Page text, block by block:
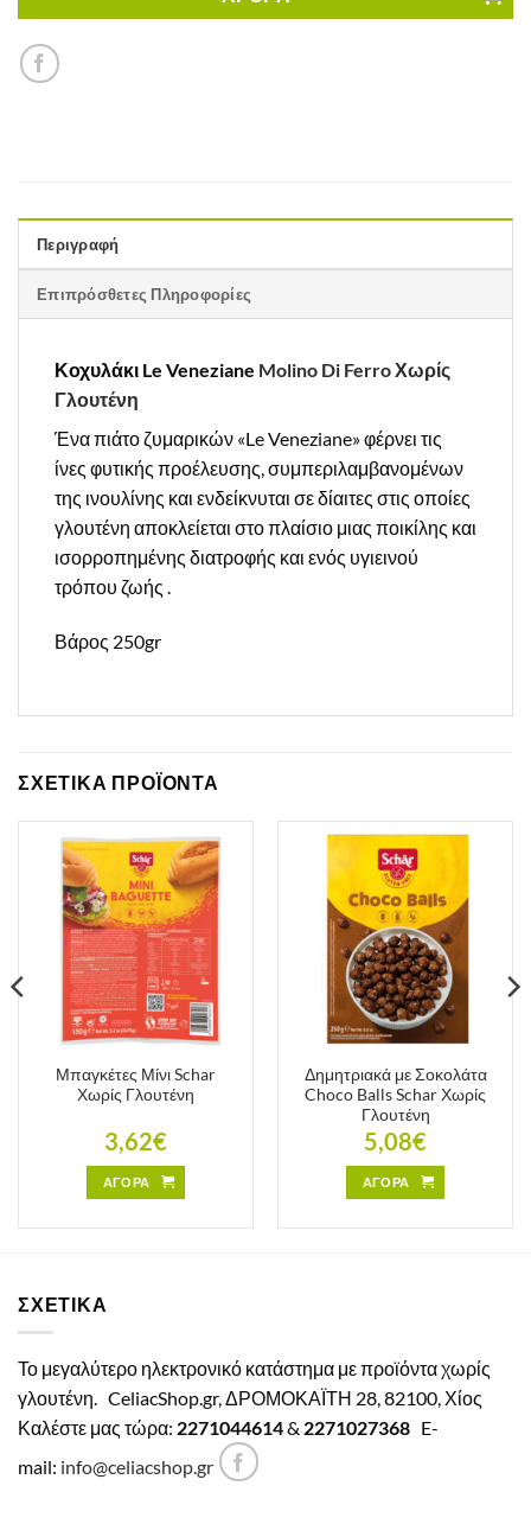
Περιγραφή
Επιπρόσθετες Πληροφορίες
Κοχυλάκι Le Veneziane Molino Di FerroΧωρίς
Γλουτένη
Ένα πιάτο ζυμαρικών «Le Veneziane» φέρνει τις
ίνες φυτικής προέλευσης, συμπεριλαμβανομένων
της ινουλίνης και ενδείκνυται σε δίαιτες στις οποίες
γλουτένη αποκλείεται στο πλαίσιο μιας ποικίλης και
ισορροπημένης διατροφής και ενός υγιεινού
τρόπου ζωής .
Βάρος 250gr
ΣΧΕΤΙΚΑ ΠΡΟΪΟΝΤΑ
Μπαγκέτες Μίνι Schar
Χωρίς Γλουτένη
3,62€
ΑΓΟΡΑ
Δημητριακά με Σοκολάτα
Choco Balls Schar Χωρίς
Γλουτένη
5,08€
ΑΓΟΡΑ
ΣΧΕΤΙΚΑ
Το μεγαλύτερο ηλεκτρονικό κατάστημα με προϊόντα χωρίς
γλουτένη. CeliacShop.gr, ΔΡΟΜΟΚΑΪΤΗ 28, 82100, Χίος
Καλέστε μας τώρα: 2271044614& 2271027368 E-
mail: info@celiacshop.gr